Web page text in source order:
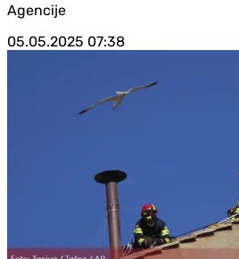
Agencije
05.05.2025 07:38